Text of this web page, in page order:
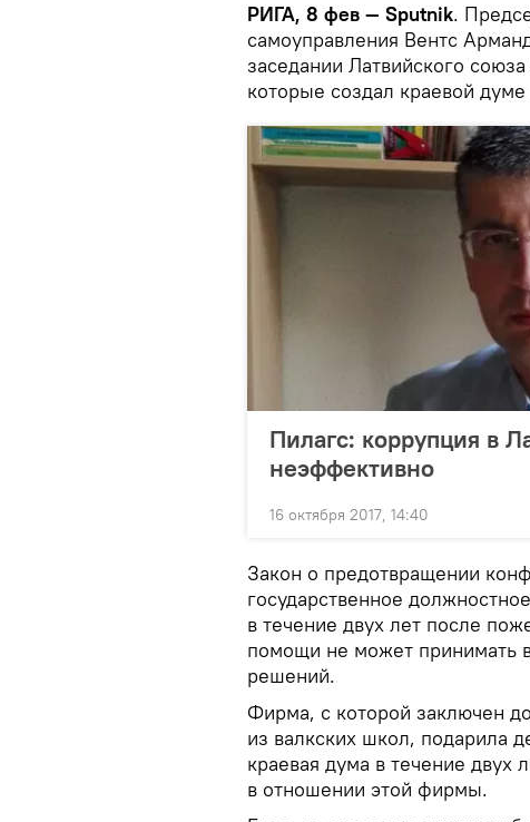
РИГА, 8 фев — Sputnik.
самоуправления Вентс
заседании Латвийского
которые создал краевой
Пилагс: коррупция в
неэффективно
16 октября 2017, 14:40
Закон о предотвращении
государственное
в течение двух лет после
помощи не может принимать
решений.
Фирма, с которой заключен
из валкских школ, подарила
краевая дума в течение
в отношении этой фирмы.